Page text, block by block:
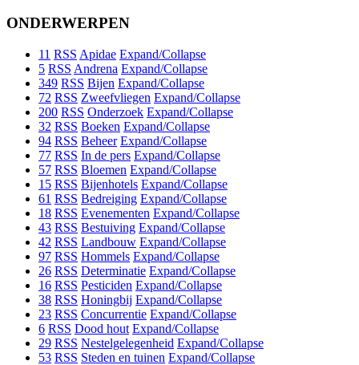
ONDERWERPEN
11 RSS Apidae Expand/Collapse
5 RSS Andrena Expand/Collapse
349 RSS Bijen Expand/Collapse
72 RSS Zweefvliegen Expand/Collapse
200 RSS Onderzoek Expand/Collapse
32 RSS Boeken Expand/Collapse
94 RSS Beheer Expand/Collapse
77 RSS In de pers Expand/Collapse
57 RSS Bloemen Expand/Collapse
15 RSS Bijenhotels Expand/Collapse
61 RSS Bedreiging Expand/Collapse
18 RSS Evenementen Expand/Collapse
43 RSS Bestuiving Expand/Collapse
42 RSS Landbouw Expand/Collapse
97 RSS Hommels Expand/Collapse
26 RSS Determinatie Expand/Collapse
16 RSS Pesticiden Expand/Collapse
38 RSS Honingbij Expand/Collapse
23 RSS Concurrentie Expand/Collapse
6 RSS Dood hout Expand/Collapse
29 RSS Nestelgelegenheid Expand/Collapse
53 RSS Steden en tuinen Expand/Collapse